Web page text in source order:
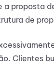
proposta
de
Clientes